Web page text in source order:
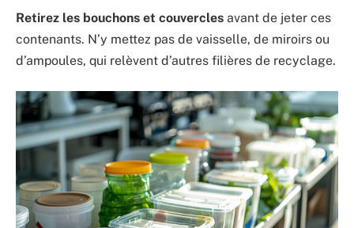
Retirez les bouchons et couvercles avant de jeter ces
contenants. N’y mettez pas de vaisselle, de miroirs ou
d’ampoules, qui relèvent d’autres filières de recyclage.